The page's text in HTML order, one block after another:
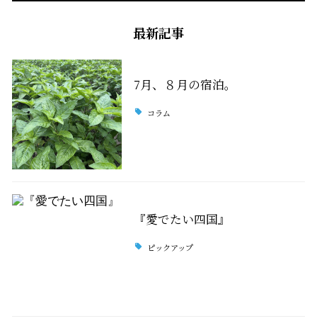
最新記事
7月、８月の宿泊。
コラム
『愛でたい四国』
ピックアップ